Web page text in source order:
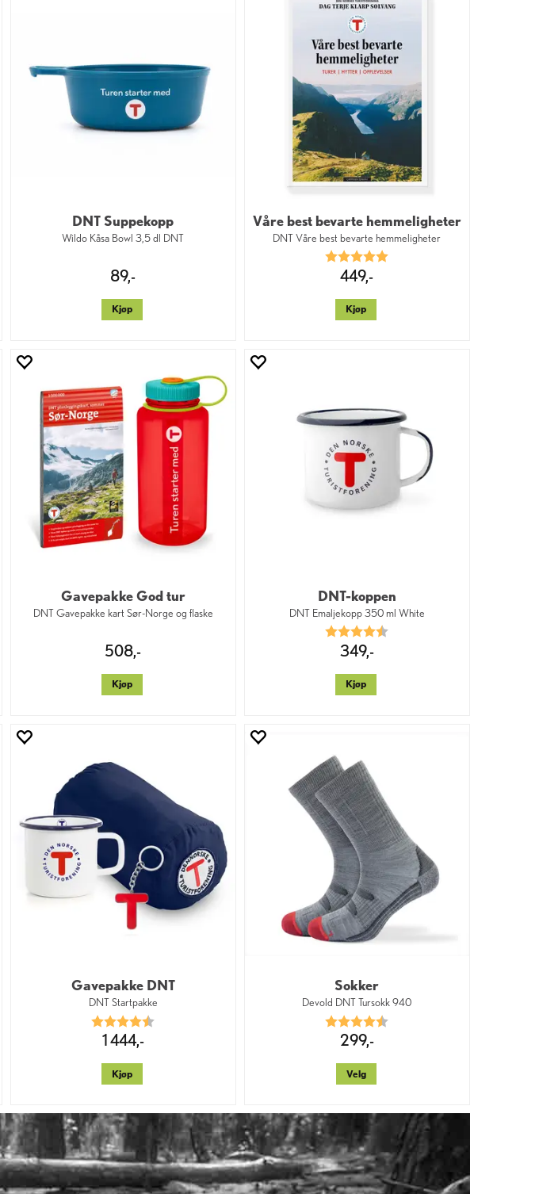
DNT Suppekopp
Wildo Kåsa Bowl 3,5 dl DNT
89,-
Kjøp
Våre best bevarte hemmeligheter
DNT Våre best bevarte hemmeligheter
Karakter:
449,-
Kjøp
Gavepakke God tur
DNT Gavepakke kart Sør-Norge og flaske
508,-
Kjøp
DNT-koppen
DNT Emaljekopp 350 ml White
Karakter:
349,-
Kjøp
Gavepakke DNT
DNT Startpakke
Karakter:
1 444,-
Kjøp
Sokker
Devold DNT Tursokk 940
Karakter:
299,-
Velg